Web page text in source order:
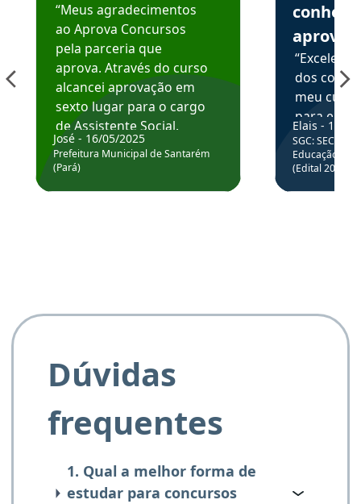
“Meus agradecimentos
ao Aprova Concursos
pela parceria que
aprova. Através do curso
alcancei aprovação em
sexto lugar para o cargo
de Assistente Social.
Hoje estou atuando na
Prefeitura de Santarém.
José - 16/05/2025
Prefeitura Municipal de Santarém
(Pará)
aprova
dos
meu
para
colocar
através
de
Elais - 15/
SGC: SEC BA
Educação
(Edital
Dúvidas
frequentes
1. Qual a melhor forma de
estudar para concursos